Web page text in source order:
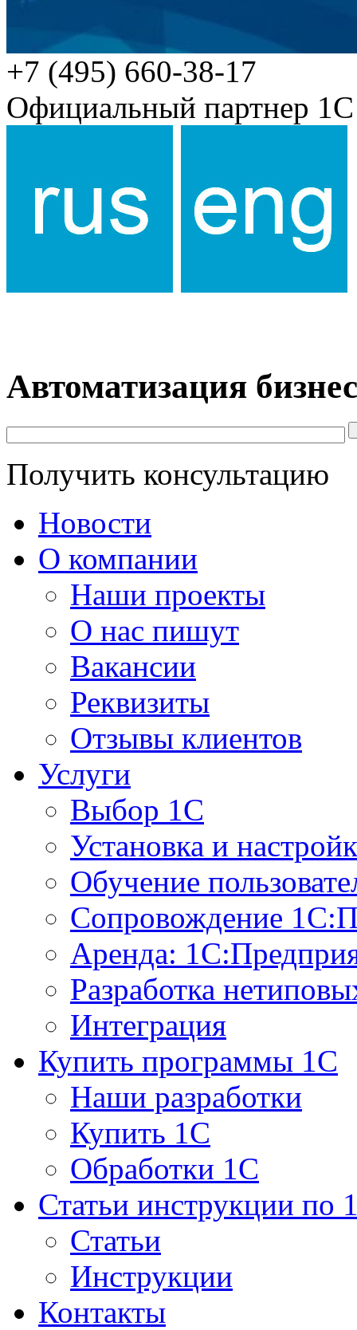
+7 (495) 660-38-17
Официальный партнер 1С
Автоматизация
Получить консультацию
Новости
О компании
Наши проекты
О нас пишут
Вакансии
Реквизиты
Отзывы клиентов
Услуги
Выбор 1С
Установка и
Обучение
Сопровождение
Аренда:
Разработка
Интеграция
Купить программы 1С
Наши разработки
Купить 1С
Обработки 1С
Статьи инструкции по
Статьи
Инструкции
Контакты